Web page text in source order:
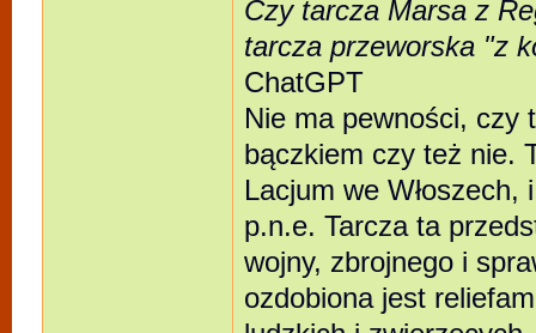
Czy tarcza Marsa z
tarcza przeworska "z
ChatGPT
Nie ma pewności, czy
bączkiem czy też nie.
Lacjum we
p.n.e. Tarcza ta
wojny, zbrojnego i
ozdobiona jest